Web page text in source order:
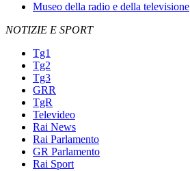
Museo della radio e della televisione
NOTIZIE E SPORT
Tg1
Tg2
Tg3
GRR
TgR
Televideo
Rai News
Rai Parlamento
GR Parlamento
Rai Sport